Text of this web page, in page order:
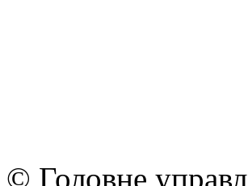
© Головне